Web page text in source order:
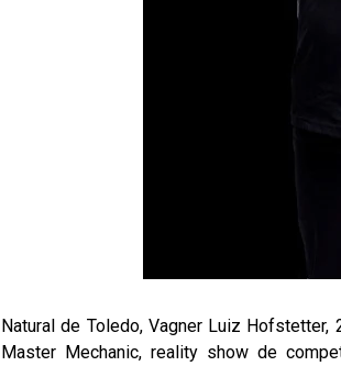
Natural de Toledo, Vagner Luiz
Master Mechanic, reality show de